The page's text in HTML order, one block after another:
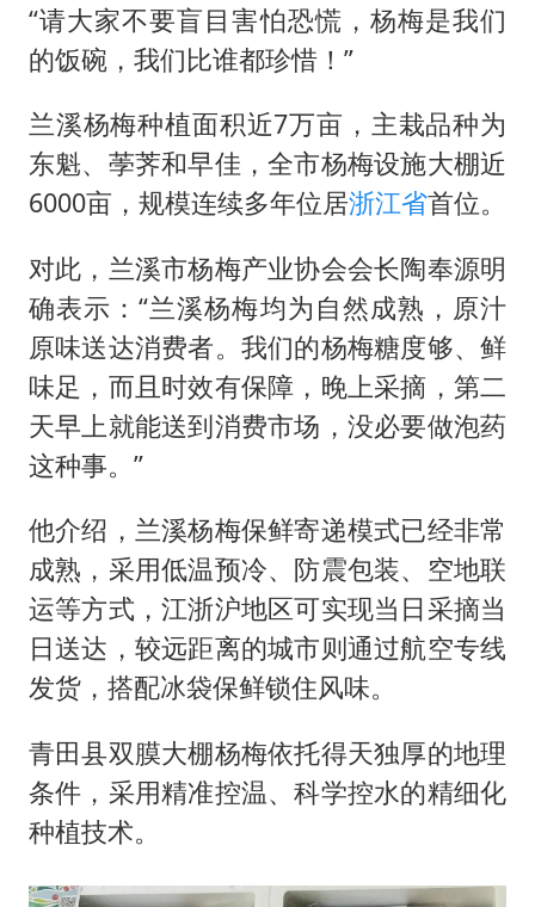
“请大家不要盲目害怕恐慌，杨梅是我们
的饭碗，我们比谁都珍惜！”
兰溪杨梅种植面积近7万亩，主栽品种为
东魁、荸荠和早佳，全市杨梅设施大棚近
6000亩，规模连续多年位居浙江省首位。
对此，兰溪市杨梅产业协会会长陶奉源明
确表示：“兰溪杨梅均为自然成熟，原汁
原味送达消费者。我们的杨梅糖度够、鲜
味足，而且时效有保障，晚上采摘，第二
天早上就能送到消费市场，没必要做泡药
这种事。”
他介绍，兰溪杨梅保鲜寄递模式已经非常
成熟，采用低温预冷、防震包装、空地联
运等方式，江浙沪地区可实现当日采摘当
日送达，较远距离的城市则通过航空专线
发货，搭配冰袋保鲜锁住风味。
青田县双膜大棚杨梅依托得天独厚的地理
条件，采用精准控温、科学控水的精细化
种植技术。